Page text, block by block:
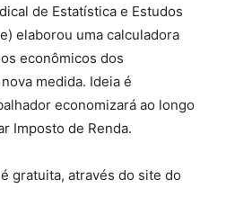
de Estatística e Estudos
elaborou uma calculadora
econômicos dos
medida. Ideia é
economizará ao longo
Imposto de Renda.
gratuita, através do site do